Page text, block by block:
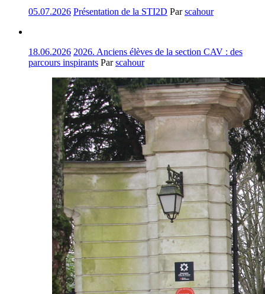
05.07.2026 Présentation de la STI2D Parscahour
18.06.2026 2026. Anciens élèves de la section CAV : des
parcours inspirants Parscahour